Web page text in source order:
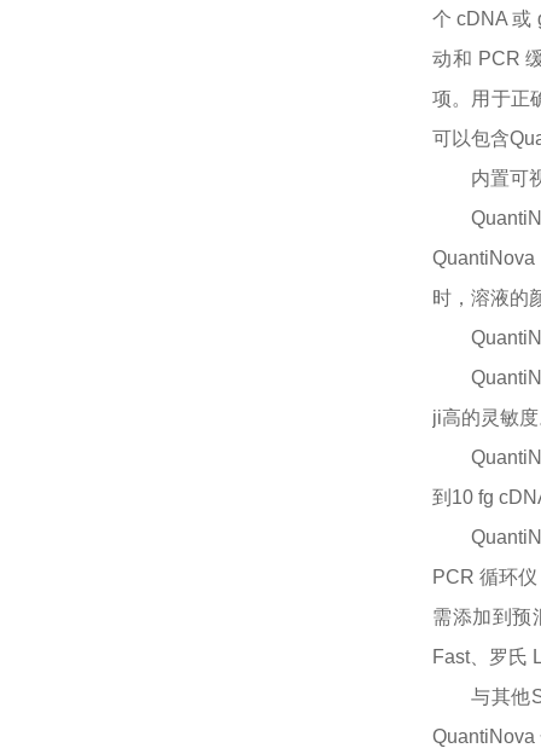
个 cDNA 或
动和 PCR
项。用于正
可以包含
内置可
时，溶液的
ji高的灵敏
到10 fg
PCR 循环
需添加到预
Fast、罗氏
与其他
QuantiNova